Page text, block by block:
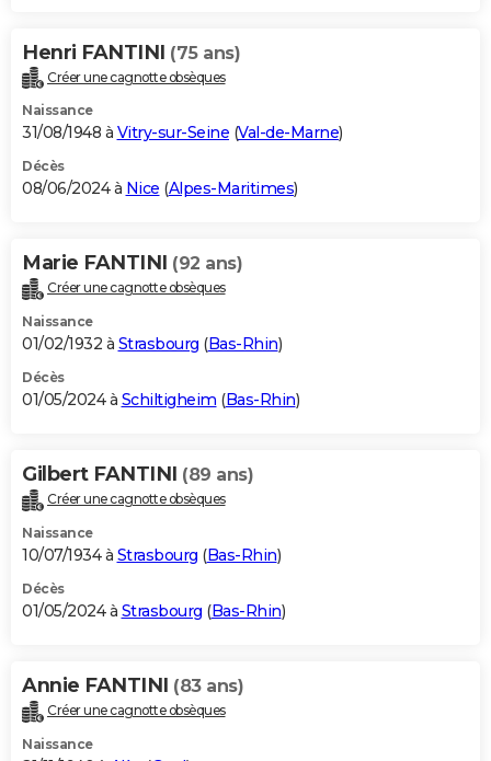
Henri FANTINI (75 ans)
Créer une cagnotte obsèques
Naissance
31/08/1948 à Vitry-sur-Seine (Val-de-Marne)
Décès
08/06/2024 à Nice (Alpes-Maritimes)
Marie FANTINI (92 ans)
Créer une cagnotte obsèques
Naissance
01/02/1932 à Strasbourg (Bas-Rhin)
Décès
01/05/2024 à Schiltigheim (Bas-Rhin)
Gilbert FANTINI (89 ans)
Créer une cagnotte obsèques
Naissance
10/07/1934 à Strasbourg (Bas-Rhin)
Décès
01/05/2024 à Strasbourg (Bas-Rhin)
Annie FANTINI (83 ans)
Créer une cagnotte obsèques
Naissance